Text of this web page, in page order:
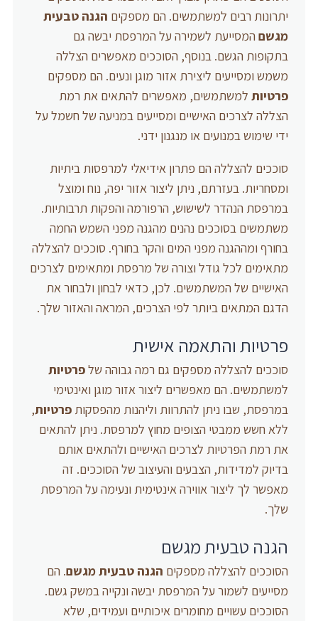
יתרונות רבים למשתמשים. הם מספקים הגנה טבעית
מגשםהמסייעת לשמירה על המרפסת יבשה גם
בתקופות הגשם. בנוסף, הסוככים מאפשרים הצללה
משמש ומסייעים ליצירת אזור מוגן ונעים. הם מספקים
פרטיותלמשתמשים, מאפשרים להתאים את רמת
הצללה לצרכים האישיים ומסייעים במניעה של חשמל על
ידי שימוש במנועים או מנגנון ידני.
סוככים להצללה הם פתרון אידיאלי למרפסות ביתיות
ומסחריות. בעזרתם, ניתן ליצור אזור יפה, נוח ומוצל
במרפסת הנהדר לשישוש, הרפורמה והפקות תרבותיות.
משתמשים בסוככים נהנים מהגנה מפני השמש החמה
בחורף ומההגנה מפני המים והקר בחורף. סוככים להצללה
מתאימים לכל גודל וצורה של מרפסת ומתאימים לצרכים
האישיים של המשתמשים. לכן, כדאי לבחון ולבחור את
הדגם המתאים ביותר לפי הצרכים, המראה והאזור שלך.
פרטיות והתאמה אישית
סוככים להצללה מספקים גם רמה גבוהה שלפרטיות
למשתמשים. הם מאפשרים ליצור אזור מוגן ואינטימי
במרפסת, שבו ניתן להתרוות וליהנות מהפסקות פרטיות,
ללא חשש ממבטי הצופים מחוץ למרפסת. ניתן להתאים
את רמת הפרטיות לצרכים האישיים ולהתאים אותם
בדיוק למדידות, הצבעים והעיצוב של הסוככים. זה
מאפשר לך ליצור אווירה אינטימית ונעימה על המרפסת
שלך.
הגנה טבעית מגשם
הסוככים להצללה מספקים הגנה טבעית מגשם. הם
מסייעים לשמור על המרפסת יבשה ונקייה במשק גשם.
הסוככים עשויים מחומרים איכותיים ועמידים, שלא